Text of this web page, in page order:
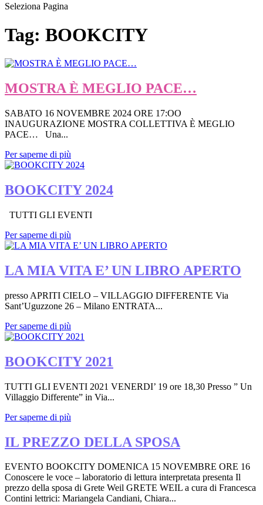
Seleziona Pagina
Tag: BOOKCITY
MOSTRA È MEGLIO PACE…
SABATO 16 NOVEMBRE 2024 ORE 17:OO
INAUGURAZIONE MOSTRA COLLETTIVA È MEGLIO
PACE… Una...
Per saperne di più
BOOKCITY 2024
TUTTI GLI EVENTI
Per saperne di più
LA MIA VITA E’ UN LIBRO APERTO
presso APRITI CIELO – VILLAGGIO DIFFERENTE Via
Sant’Uguzzone 26 – Milano ENTRATA...
Per saperne di più
BOOKCITY 2021
TUTTI GLI EVENTI 2021 VENERDI’ 19 ore 18,30 Presso ” Un
Villaggio Differente” in Via...
Per saperne di più
IL PREZZO DELLA SPOSA
EVENTO BOOKCITY DOMENICA 15 NOVEMBRE ORE 16
Conoscere le voce – laboratorio di lettura interpretata presenta Il
prezzo della sposa di Grete Weil GRETE WEIL a cura di Francesca
Contini lettrici: Mariangela Candiani, Chiara...